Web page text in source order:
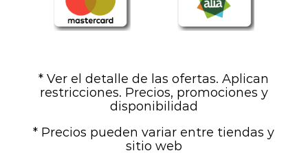
* Ver el detalle de las ofertas. Aplican
restricciones. Precios, promociones y
disponibilidad
* Precios pueden variar entre tiendas y
sitio web